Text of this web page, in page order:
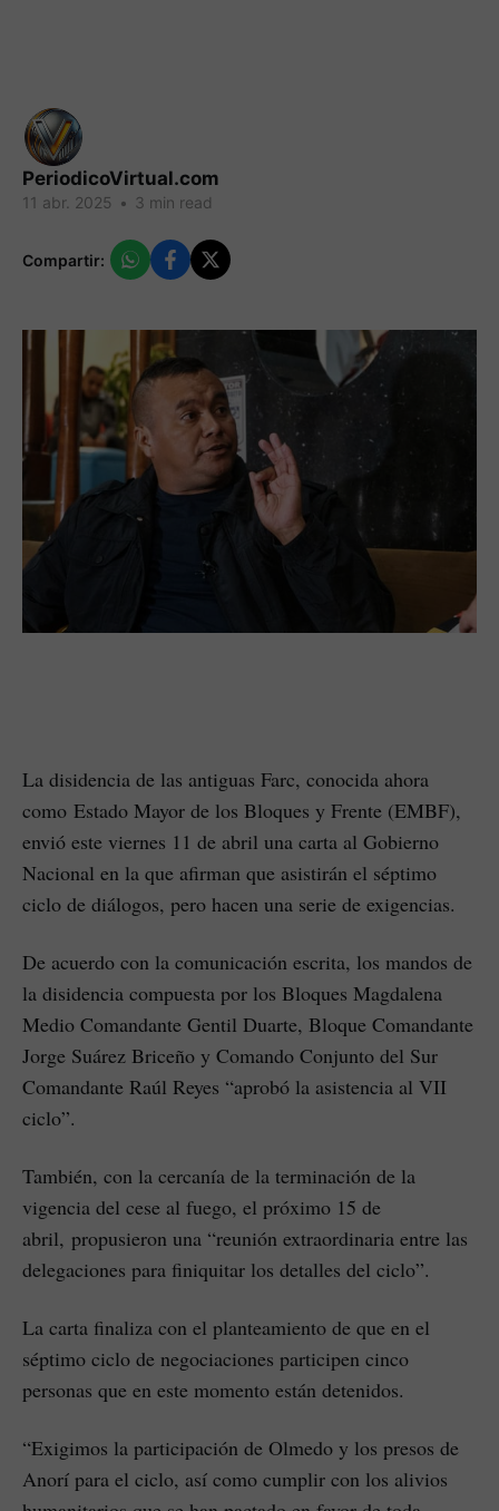
PeriodicoVirtual.com
11 abr. 2025 • 3 min read
Compartir:
La disidencia de las antiguas Farc, conocida ahora
como Estado Mayor de los Bloques y Frente (EMBF),
envió este viernes 11 de abril una carta al Gobierno
Nacional en la que afirman que asistirán el séptimo
ciclo de diálogos, pero hacen una serie de exigencias.
De acuerdo con la comunicación escrita, los mandos de
la disidencia compuesta por los Bloques Magdalena
Medio Comandante Gentil Duarte, Bloque Comandante
Jorge Suárez Briceño y Comando Conjunto del Sur
Comandante Raúl Reyes “aprobó la asistencia al VII
ciclo”.
También, con la cercanía de la terminación de la
vigencia del cese al fuego, el próximo 15 de
abril, propusieron una “reunión extraordinaria entre las
delegaciones para finiquitar los detalles del ciclo”.
La carta finaliza con el planteamiento de que en el
séptimo ciclo de negociaciones participen cinco
personas que en este momento están detenidos.
“Exigimos la participación de Olmedo y los presos de
Anorí para el ciclo, así como cumplir con los alivios